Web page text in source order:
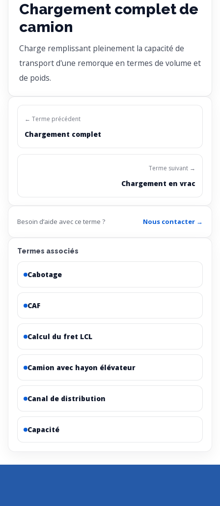
Chargement complet de
camion
Charge remplissant pleinement la capacité de
transport d'une remorque en termes de volume et
de poids.
← Terme précédent
Chargement complet
Terme suivant →
Chargement en vrac
Besoin d’aide avec ce terme ? Nous contacter →
Termes associés
Cabotage
CAF
Calcul du fret LCL
Camion avec hayon élévateur
Canal de distribution
Capacité